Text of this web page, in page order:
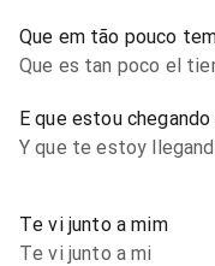
Que em tão pouco
Que es tan poco el
E que estou
Y que te estoy
Te vi junto a mim
Te vi junto a mi